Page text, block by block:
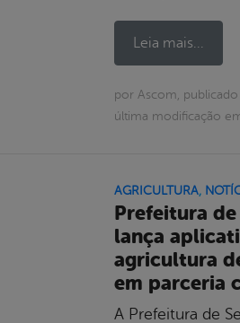
Leia mais...
por Ascom,
última modificação
AGRICULTURA,
Prefeitura de
lança
agricultura
em parceria
A Prefeitura de